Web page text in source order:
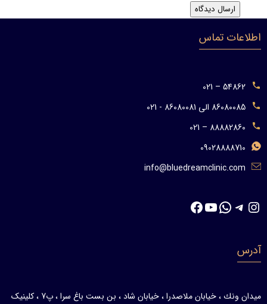
ارسال دیدگاه
اطلاعات تماس
54862 – 021
86080085 الی 86080081 - 021
88882860 – 021
09028888710
info@bluedreamclinic.com
اینستاگرم
تلگرام
واتس‌اپ
یوتیوبفیس‌بوک
آدرس
ميدان ونك ، خيابان ملاصدرا ، خيابان شاد ، بن بست باغ سرا ، پ7 ، کلینیک